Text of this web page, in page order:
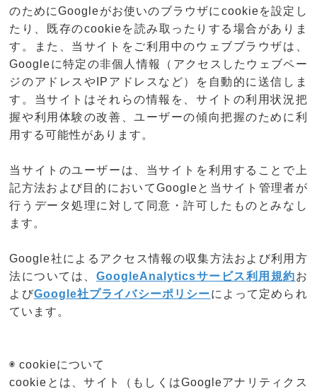
のためにGoogleがお使いのブラウザにcookieを設定し
たり、既存のcookieを読み取ったりする場合がありま
す。また、当サイトをご利用中のウェブブラウザは、
Googleに特定の非個人情報（アクセスしたウェブペー
ジのアドレスやIPアドレスなど）を自動的に送信しま
す。当サイトはそれらの情報を、サイトの利用状況把
握や利用体験の改善、ユーザーの傾向把握のために利
用する可能性があります。
当サイトのユーザーは、当サイトを利用することで上
記方法および目的においてGoogleと当サイト管理者が
行うデータ処理に対して同意・許可したものとみなし
ます。
Google社によるアクセス情報の収集方法および利用方
法については、 GoogleAnalyticsサービス利用規約お
よびGoogle社プライバシーポリシーによって定められ
ています。
◉ cookieについて
cookieとは、サイト（もしくはGoogleアナリティクス